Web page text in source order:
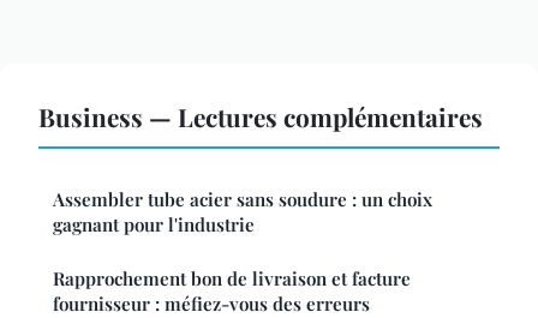
Business — Lectures complémentaires
Assembler tube acier sans soudure : un choix
gagnant pour l'industrie
Rapprochement bon de livraison et facture
fournisseur : méfiez-vous des erreurs